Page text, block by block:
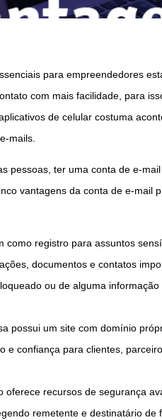
para empreendedores
com mais facilidade, para
de celular costuma
mails.
pessoas, ter uma conta de e-
vantagens da conta de e-mail
como registro para assuntos
documentos e contatos
ou de alguma
possui um site com domínio
e confiança para clientes,
recursos de segurança
remetente e destinatário de